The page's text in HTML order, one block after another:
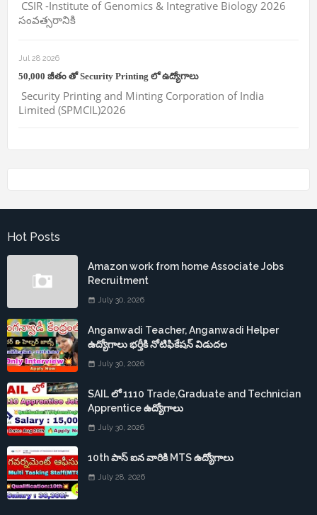
CSIR -Institute of Genomics & Integrative Biology 2026
సంవత్సరానికి
Jul 28 2026
50,000 జీతం తో Security Printing లో ఉద్యోగాలు
Security Printing and Minting Corporation of India
Limited (SPMCIL)2026
Hot Posts
Amazon work from home Associate Jobs
Recruitment
July 30, 2026
Anganwadi Teacher, Anganwadi Helper
ఉద్యోగాలు భర్తీకి నోటిఫికేషన్ విడుదల
July 30, 2026
SAIL లో 1110 Trade,Graduate and Technician
Apprentice ఉద్యోగాలు
July 30, 2026
10th పాస్ ఐన వారికి MTS ఉద్యోగాలు
July 28, 2026